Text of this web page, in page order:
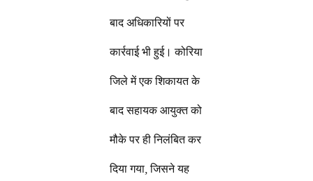
बाद अधिकारियों पर
कार्रवाई भी हुई। कोरिया
जिले में एक शिकायत के
बाद सहायक आयुक्त को
मौके पर ही निलंबित कर
दिया गया, जिसने यह